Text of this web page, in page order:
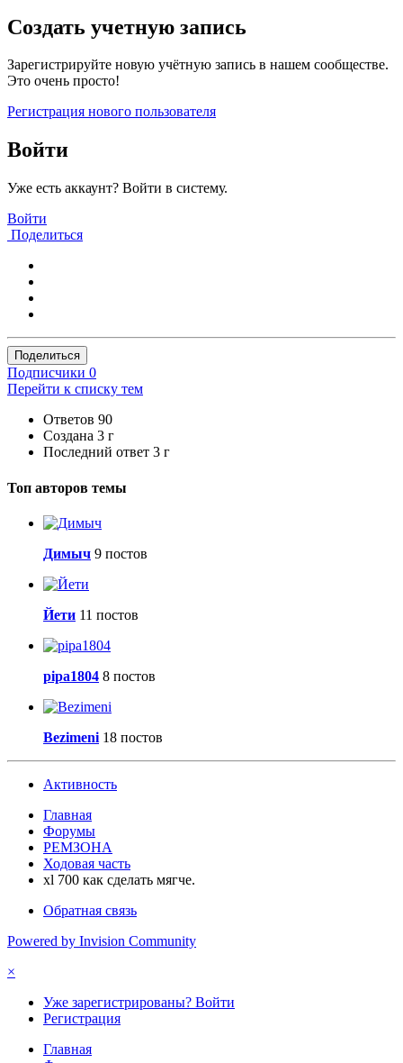
Создать учетную запись
Зарегистрируйте новую учётную запись в нашем сообществе.
Это очень просто!
Регистрация нового пользователя
Войти
Уже есть аккаунт? Войти в систему.
Войти
Поделиться
Поделиться
Подписчики 0
Перейти к списку тем
Ответов 90
Создана 3 г
Последний ответ 3 г
Топ авторов темы
Димыч 9 постов
Йети 11 постов
pipa1804 8 постов
Bezimeni 18 постов
Активность
Главная
Форумы
РЕМЗОНА
Ходовая часть
xl 700 как сделать мягче.
Обратная связь
Powered by Invision Community
×
Уже зарегистрированы? Войти
Регистрация
Главная